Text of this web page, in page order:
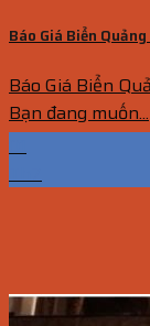
Báo Giá Biển
Báo Giá Biển
Bạn đang muốn...
01
Th7